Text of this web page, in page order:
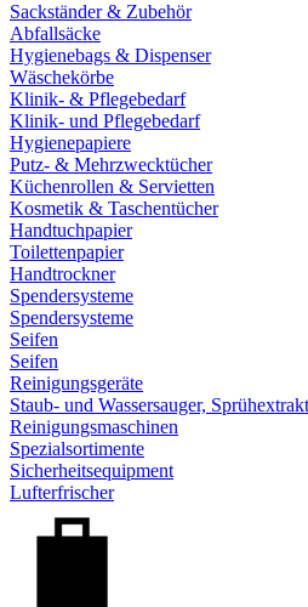
Sackständer & Zubehör
Abfallsäcke
Hygienebags & Dispenser
Wäschekörbe
Klinik- & Pflegebedarf
Klinik- und Pflegebedarf
Hygienepapiere
Putz- & Mehrzwecktücher
Küchenrollen & Servietten
Kosmetik & Taschentücher
Handtuchpapier
Toilettenpapier
Handtrockner
Spendersysteme
Spendersysteme
Seifen
Seifen
Reinigungsgeräte
Staub- und Wassersauger,
Reinigungsmaschinen
Spezialsortimente
Sicherheitsequipment
Lufterfrischer